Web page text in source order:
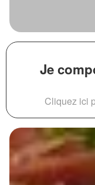
Je
Cliquez ici